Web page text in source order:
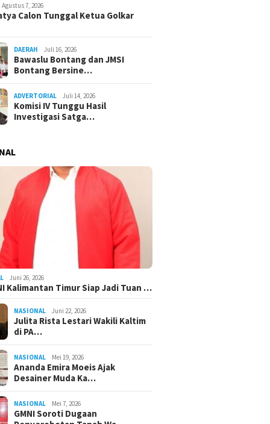
Agustus 7, 2026
Calon Tunggal Ketua Golkar
DAERAH Juli 16, 2026
Bawaslu Bontang dan JMSI
Bontang Bersine…
ADVERTORIAL Juli 14, 2026
Komisi IV Tunggu Hasil
Investigasi Satga…
Juni 26, 2026
Kalimantan Timur Siap Jadi Tuan …
NASIONAL Juni 22, 2026
Julita Rista Lestari Wakili Kaltim
di PA…
NASIONAL Mei 19, 2026
Ananda Emira Moeis Ajak
Desainer Muda Ka…
NASIONAL Mei 7, 2026
GMNI Soroti Dugaan